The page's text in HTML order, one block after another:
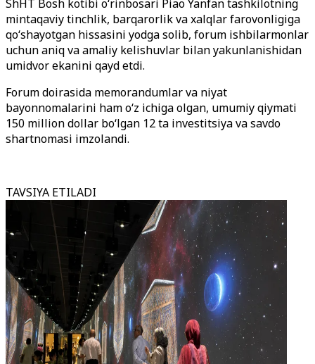
ShHT Bosh kotibi o‘rinbosari Piao Yanfan tashkilotning
mintaqaviy tinchlik, barqarorlik va xalqlar farovonligiga
qo‘shayotgan hissasini yodga solib, forum ishbilarmonlar
uchun aniq va amaliy kelishuvlar bilan yakunlanishidan
umidvor ekanini qayd etdi.
Forum doirasida memorandumlar va niyat
bayonnomalarini ham o‘z ichiga olgan, umumiy qiymati
150 million dollar bo‘lgan 12 ta investitsiya va savdo
shartnomasi imzolandi.
TAVSIYA ETILADI